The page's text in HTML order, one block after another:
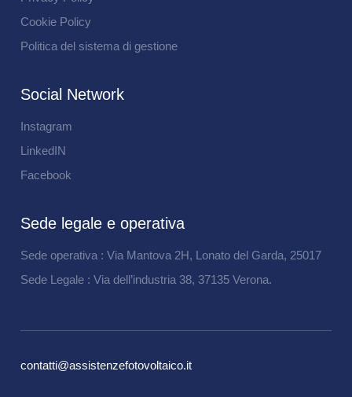
Cookie Policy
Politica del sistema di gestione
Social Network
Instagram
LinkedIN
Facebook
Sede legale e operativa
Sede operativa : Via Mantova 2H, Lonato del Garda, 25017
Sede Legale : Via dell’industria 38, 37135 Verona.
contatti@assistenzefotovoltaico.it